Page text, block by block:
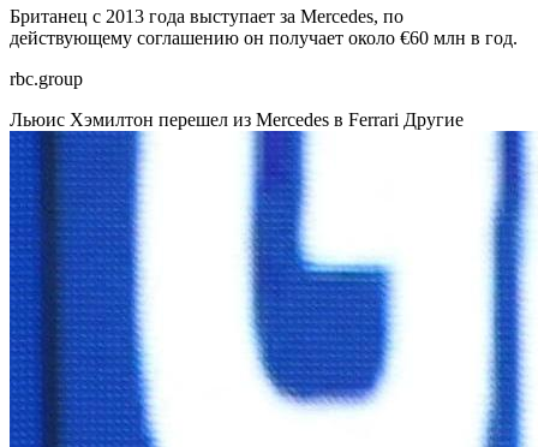
Британец с 2013 года выступает за Mercedes, по
действующему соглашению он получает около €60 млн в год.
rbc.group
Льюис Хэмилтон перешел из Mercedes в Ferrari Другие